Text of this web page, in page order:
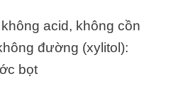
không acid, không cồn
đường (xylitol):
bọt